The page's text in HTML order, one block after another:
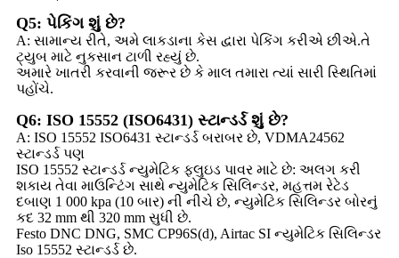
Q5: પેકિંગ શું છે?
A: સામાન્ય રીતે, અમે લાકડાના કેસ દ્વારા પેકિંગ કરીએ છીએ.તે
ટ્યુબ માટે નુકસાન ટાળી રહ્યું છે.
અમારે ખાતરી કરવાની જરૂર છે કે માલ તમારા ત્યાં સારી સ્થિતિમાં
પહોંચે.
Q6: ISO 15552 (ISO6431) સ્ટાન્ડર્ડ શું છે?
A: ISO 15552 ISO6431 સ્ટાન્ડર્ડ બરાબર છે, VDMA24562
સ્ટાન્ડર્ડ પણ
ISO 15552 સ્ટાન્ડર્ડ ન્યુમેટિક ફ્લુઇડ પાવર માટે છે: અલગ કરી
શકાય તેવા માઉન્ટિંગ સાથે ન્યુમેટિક સિલિન્ડર, મહત્તમ રેટેડ
દબાણ 1 000 kpa (10 બાર) ની નીચે છે, ન્યુમેટિક સિલિન્ડર બોરનું
કદ 32 mm થી 320 mm સુધી છે.
Festo DNC DNG, SMC CP96S(d), Airtac SI ન્યુમેટિક સિલિન્ડર
Iso 15552 સ્ટાન્ડર્ડ છે.